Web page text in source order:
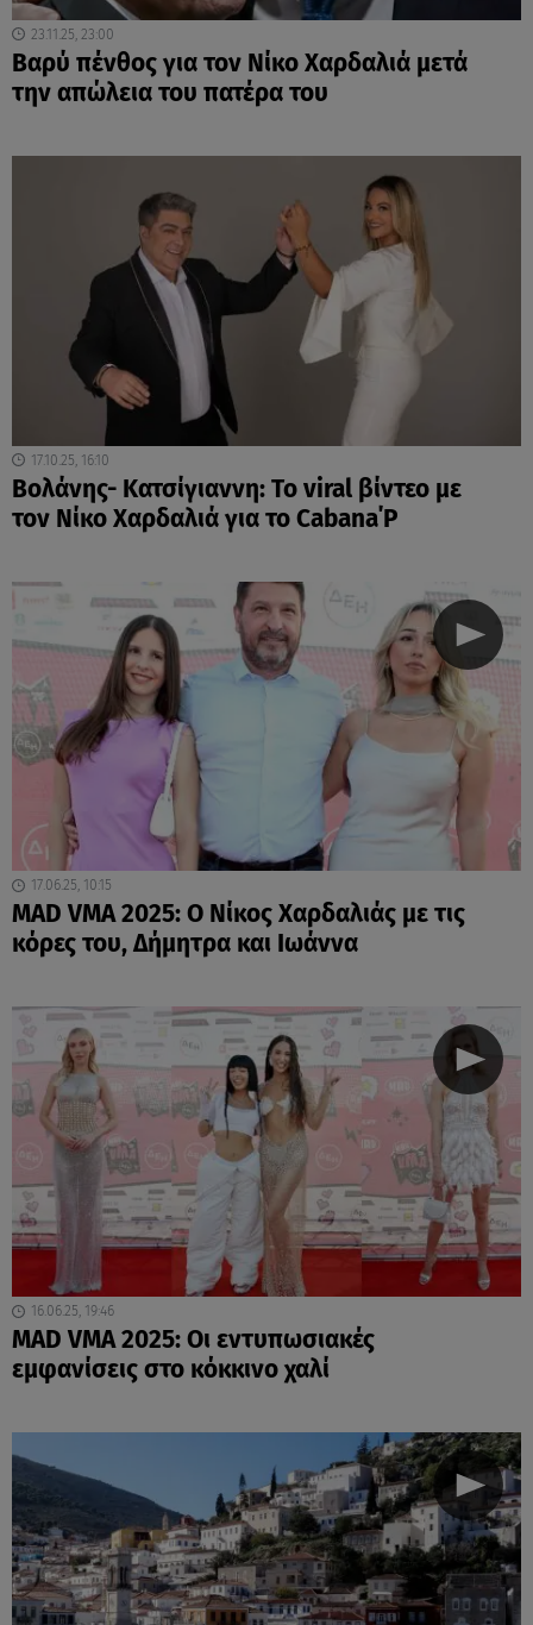
23.11.25, 23:00
Βαρύ πένθος για τον Νίκο Χαρδαλιά μετά
την απώλεια του πατέρα του
17.10.25, 16:10
Βολάνης- Κατσίγιαννη: Το viral βίντεο με
τον Νίκο Χαρδαλιά για το Cabana΄Ρ
17.06.25, 10:15
MAD VMA 2025: Ο Νίκος Χαρδαλιάς με τις
κόρες του, Δήμητρα και Ιωάννα
16.06.25, 19:46
MAD VMA 2025: Οι εντυπωσιακές
εμφανίσεις στο κόκκινο χαλί